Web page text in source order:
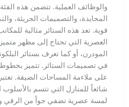
والوظائف العملية. تتضمن هذه الفئة
المحايدة، والتصميمات الجريئة، والتي
قوية. تعد هذه الستائر مثالية
العصرية التي تحتاج إلى مظهر متميز
المودرن، أو كما تعرف بستائر
في تصميمات الستائر. تتميز بخطوطها
على ملاءمة المساحات الضيقة. تعتبر
شائعاً للمنازل التي تتسم بالأسلوب
لمسة عصرية تضفي جواً من الرقي